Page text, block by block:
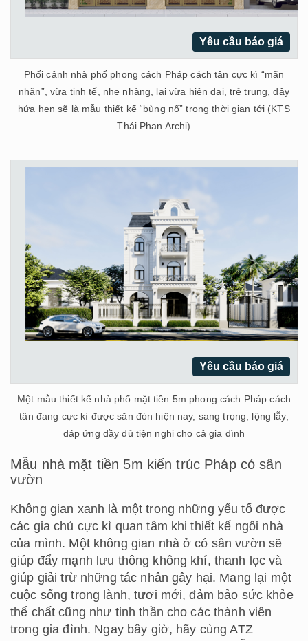
Yêu cầu báo giá
Phối cảnh nhà phố phong cách Pháp cách tân cực kì “mãn
nhãn”, vừa tinh tế, nhẹ nhàng, lại vừa hiện đại, trẻ trung, đây
hứa hẹn sẽ là mẫu thiết kế “bùng nổ” trong thời gian tới (KTS
Thái Phan Archi)
Yêu cầu báo giá
Một mẫu thiết kế nhà phố mặt tiền 5m phong cách Pháp cách
tân đang cực kì được săn đón hiện nay, sang trọng, lộng lẫy,
đáp ứng đầy đủ tiện nghi cho cả gia đình
Mẫu nhà mặt tiền 5m kiến trúc Pháp có sân
vườn
Không gian xanh là một trong những yếu tố được
các gia chủ cực kì quan tâm khi thiết kế ngôi nhà
của mình. Một không gian nhà ở có sân vườn sẽ
giúp đẩy mạnh lưu thông không khí, thanh lọc và
giúp giải trừ những tác nhân gây hại. Mang lại một
cuộc sống trong lành, tươi mới, đảm bảo sức khỏe
thể chất cũng như tinh thần cho các thành viên
trong gia đình. Ngay bây giờ, hãy cùng ATZ